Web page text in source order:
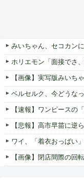
みいちゃん、セコカン
ホリエモン「面接でさ
【画像】実写版みいち
ベルセルク、今どうな
【速報】ワンピースの
【悲報】高市早苗に逆
ワイ、「着衣おっばい
【画像】閉店間際の回